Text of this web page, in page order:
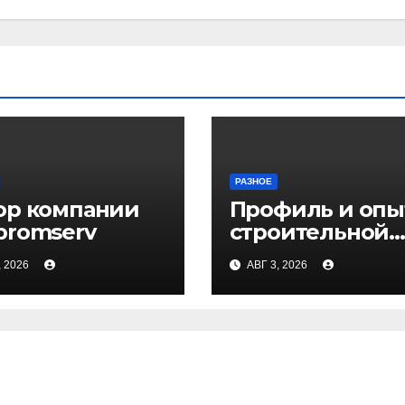
компании
2026
РАЗНОЕ
Профиль и
строительной
компании
АВГ 3, 2026